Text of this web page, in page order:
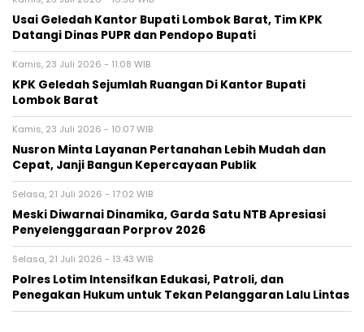
Usai Geledah Kantor Bupati Lombok Barat, Tim KPK
Datangi Dinas PUPR dan Pendopo Bupati
Kamis, 23 Juli 2026 - 11:08 WIB
KPK Geledah Sejumlah Ruangan Di Kantor Bupati
Lombok Barat
Kamis, 23 Juli 2026 - 10:07 WIB
Nusron Minta Layanan Pertanahan Lebih Mudah dan
Cepat, Janji Bangun Kepercayaan Publik
Selasa, 21 Juli 2026 - 17:02 WIB
Meski Diwarnai Dinamika, Garda Satu NTB Apresiasi
Penyelenggaraan Porprov 2026 ‎
Selasa, 21 Juli 2026 - 13:43 WIB
Polres Lotim Intensifkan Edukasi, Patroli, dan
Penegakan Hukum untuk Tekan Pelanggaran Lalu Lintas